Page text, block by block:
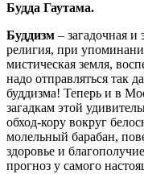
Будда Гаутама.
Буддизм – загадочная и
религия, при
мистическая земля,
надо отправляться так
буддизма! Теперь и в
загадкам этой
обход-кору вокруг
молельный барабан,
здоровье и
прогноз у самого